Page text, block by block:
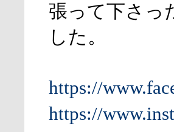
張って下さっ
した。
https://
https://